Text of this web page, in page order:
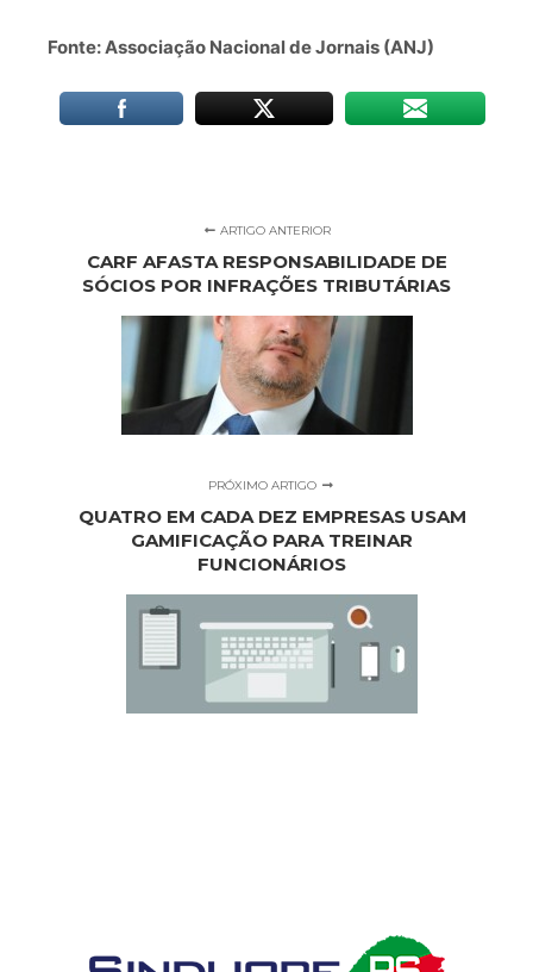
Fonte: Associação Nacional de Jornais (ANJ)
ARTIGO ANTERIOR
CARF AFASTA RESPONSABILIDADE DE
SÓCIOS POR INFRAÇÕES TRIBUTÁRIAS
PRÓXIMO ARTIGO
QUATRO EM CADA DEZ EMPRESAS USAM
GAMIFICAÇÃO PARA TREINAR
FUNCIONÁRIOS